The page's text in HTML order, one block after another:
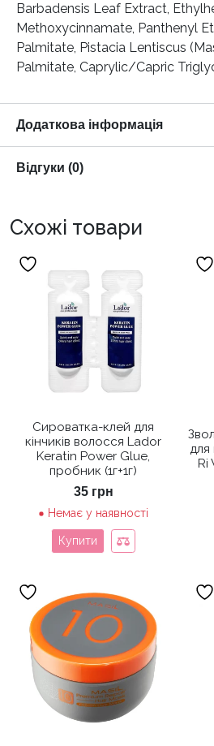
Barbadensis Leaf Extract,
Methoxycinnamate, Panthenyl
Palmitate, Pistacia Lentiscus
Palmitate, Caprylic/Capric
Додаткова інформація
Відгуки (0)
Схожі товари
Сироватка-клей для
кінчиків волосся Lador
Keratin Power Glue,
пробник (1г+1г)
35 грн
Немає у наявності
Купити
для
Ri